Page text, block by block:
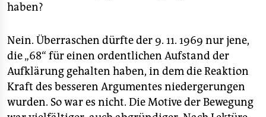
haben?
Nein. Überraschen dürfte der 9. 11. 1969 nur jene,
die „68“ für einen ordentlichen Aufstand der
Aufklärung gehalten haben, in dem die Reaktion
Kraft des besseren Argumentes niedergerungen
wurden. So war es nicht. Die Motive der Bewegung